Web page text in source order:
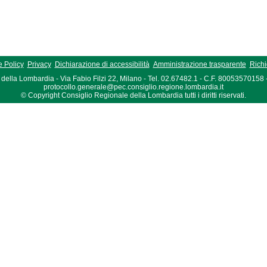
Policy Privacy Dichiarazione di accessibilità Amministrazione trasparente
Lombardia - Via Fabio Filzi 22, Milano - Tel. 02.67482.1 - C.F. 80053570158
protocollo.generale@pec.consiglio.regione.lombardia.it
© Copyright Consiglio Regionale della Lombardia tutti i diritti riservati.